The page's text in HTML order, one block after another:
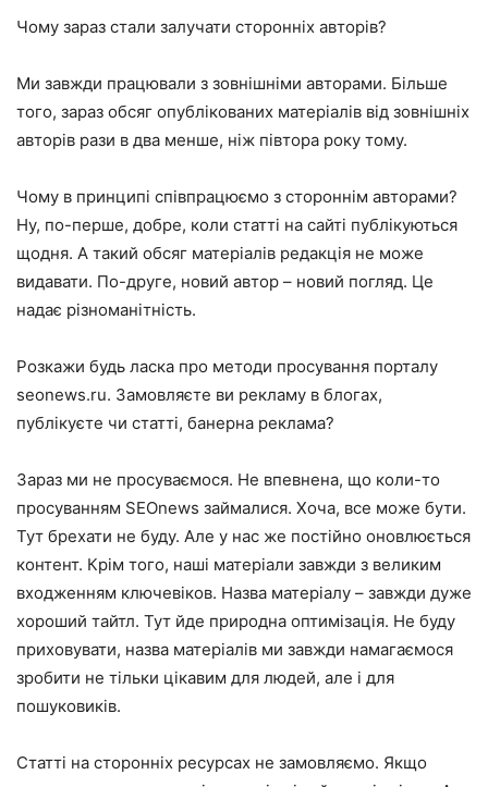
Чому зараз стали залучати сторонніх авторів?
Ми завжди працювали з зовнішніми авторами. Більше
того, зараз обсяг опублікованих матеріалів від зовнішніх
авторів рази в два менше, ніж півтора року тому.
Чому в принципі співпрацюємо з стороннім авторами?
Ну, по-перше, добре, коли статті на сайті публікуються
щодня. А такий обсяг матеріалів редакція не може
видавати. По-друге, новий автор – новий погляд. Це
надає різноманітність.
Розкажи будь ласка про методи просування порталу
seonews.ru. Замовляєте ви рекламу в блогах,
публікуєте чи статті, банерна реклама?
Зараз ми не просуваємося. Не впевнена, що коли-то
просуванням SEOnews займалися. Хоча, все може бути.
Тут брехати не буду. Але у нас же постійно оновлюється
контент. Крім того, наші матеріали завжди з великим
входженням ключевіков. Назва матеріалу – завжди дуже
хороший тайтл. Тут йде природна оптимізація. Не буду
приховувати, назва матеріалів ми завжди намагаємося
зробити не тільки цікавим для людей, але і для
пошуковиків.
Статті на сторонніх ресурсах не замовляємо. Якщо